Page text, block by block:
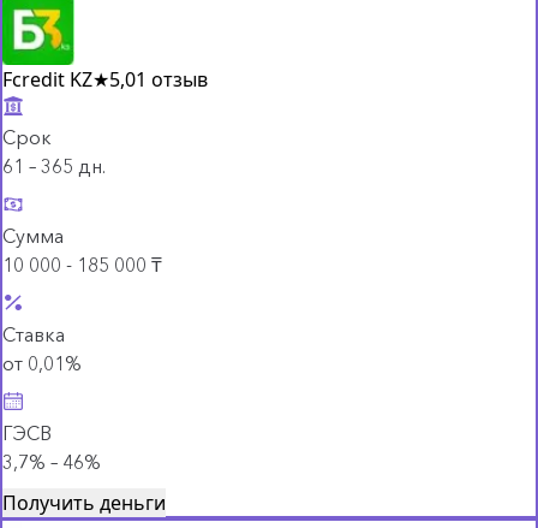
Fcredit KZ★5,01 отзыв
Срок
61 – 365 дн.
Сумма
10 000 - 185 000 ₸
Ставка
от 0,01%
ГЭСВ
3,7% – 46%
Получить деньги